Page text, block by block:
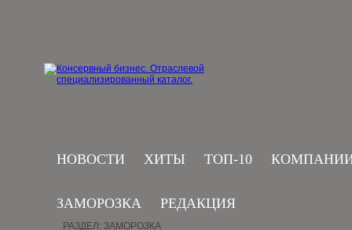
НОВОСТИ ХИТЫ ТОП-10
ЗАМОРОЗКА РЕДАКЦИЯ
РАЗДЕЛ: ЗАМОРОЗКА